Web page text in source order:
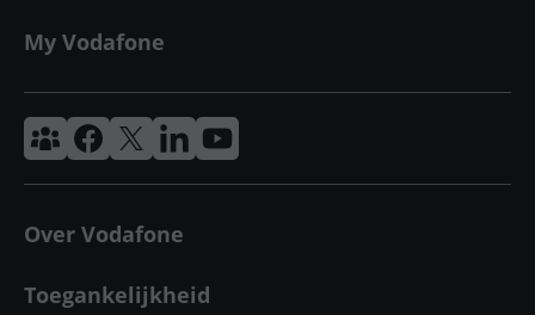
My Vodafone
Vodafone & Ziggo Community
Vodafone Facebook
Vodafone XVodafoneZiggo LinkedIn
Vodafone YouTube
Over Vodafone
Toegankelijkheid